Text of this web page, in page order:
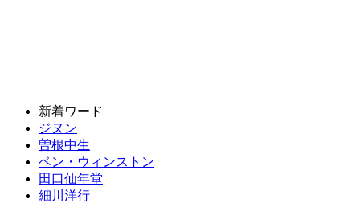
新着ワード
ジヌン
曽根中生
ベン・ウィンストン
田口仙年堂
細川洋行